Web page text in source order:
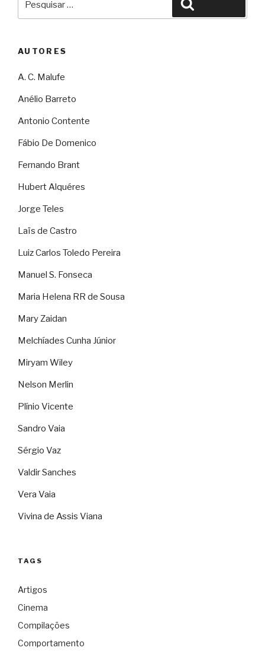
AUTORES
A. C. Malufe
Anélio Barreto
Antonio Contente
Fábio De Domenico
Fernando Brant
Hubert Alquéres
Jorge Teles
Laïs de Castro
Luiz Carlos Toledo Pereira
Manuel S. Fonseca
Maria Helena RR de Sousa
Mary Zaidan
Melchíades Cunha Júnior
Miryam Wiley
Nelson Merlin
Plínio Vicente
Sandro Vaia
Sérgio Vaz
Valdir Sanches
Vera Vaia
Vivina de Assis Viana
TAGS
Artigos
Cinema
Compilações
Comportamento